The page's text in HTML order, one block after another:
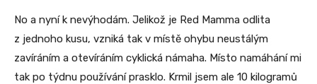
No a nyní k nevýhodám. Jelikož je Red Mamma odlita
z jednoho kusu, vzniká tak v místě ohybu neustálým
zavíráním a otevíráním cyklická námaha. Místo namáhání mi
tak po týdnu používání prasklo. Krmil jsem ale 10 kilogramů